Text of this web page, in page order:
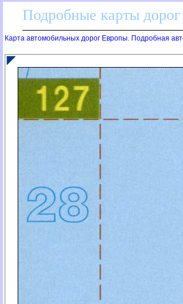
Подробные карты
Карта автомобильных дорог Европы. Подробная